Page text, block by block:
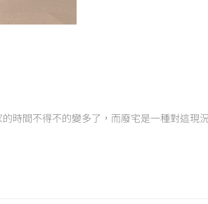
時間不得不的變多了，而廢宅是一種對這現